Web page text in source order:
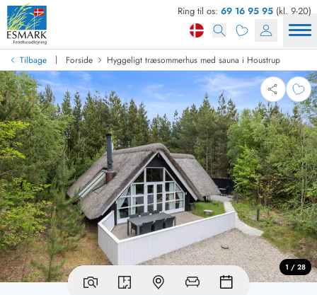
Ring til os: 69 16 95 95 (kl. 9-20)
Tilbage | Forside Hyggeligt træsommerhus med sauna i Houstrup
1 / 28